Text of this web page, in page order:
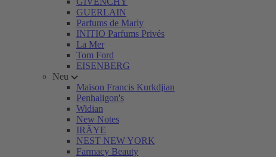
GUERLAIN
Parfums de Marly
INITIO Parfums Privés
La Mer
Tom Ford
EISENBERG
Neu
Maison Francis Kurkdjian
Penhaligon's
Widian
New Notes
IRÄYE
NEST NEW YORK
Farmacy Beauty